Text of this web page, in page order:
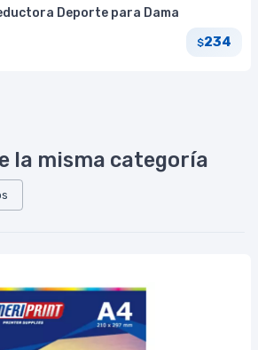
Deporte para Dama
$234
la misma categoría